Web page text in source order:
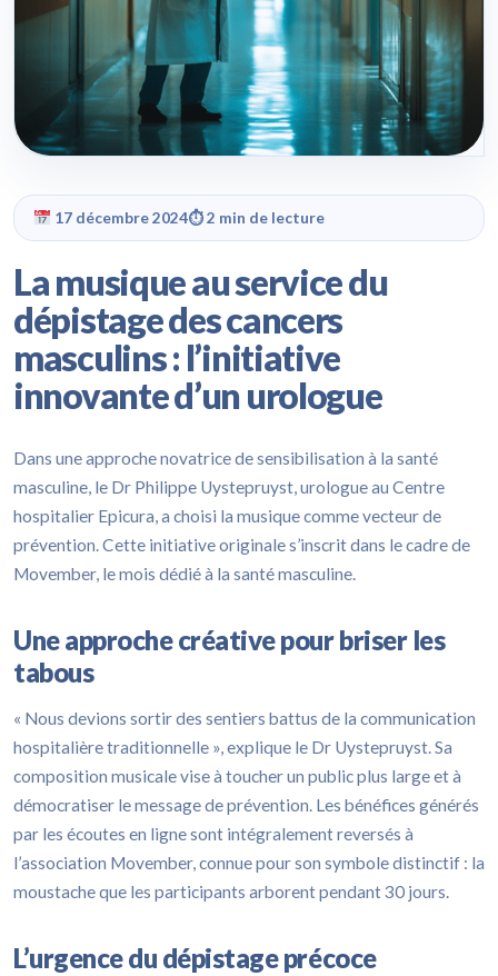
17 décembre 2024⏱ 2 min de lecture
La musique au service du
dépistage des cancers
masculins : l’initiative
innovante d’un urologue
Dans une approche novatrice de sensibilisation à la santé
masculine, le Dr Philippe Uystepruyst, urologue au Centre
hospitalier Epicura, a choisi la musique comme vecteur de
prévention. Cette initiative originale s’inscrit dans le cadre de
Movember, le mois dédié à la santé masculine.
Une approche créative pour briser les
tabous
« Nous devions sortir des sentiers battus de la communication
hospitalière traditionnelle », explique le Dr Uystepruyst. Sa
composition musicale vise à toucher un public plus large et à
démocratiser le message de prévention. Les bénéfices générés
par les écoutes en ligne sont intégralement reversés à
l’association Movember, connue pour son symbole distinctif : la
moustache que les participants arborent pendant 30 jours.
L’urgence du dépistage précoce